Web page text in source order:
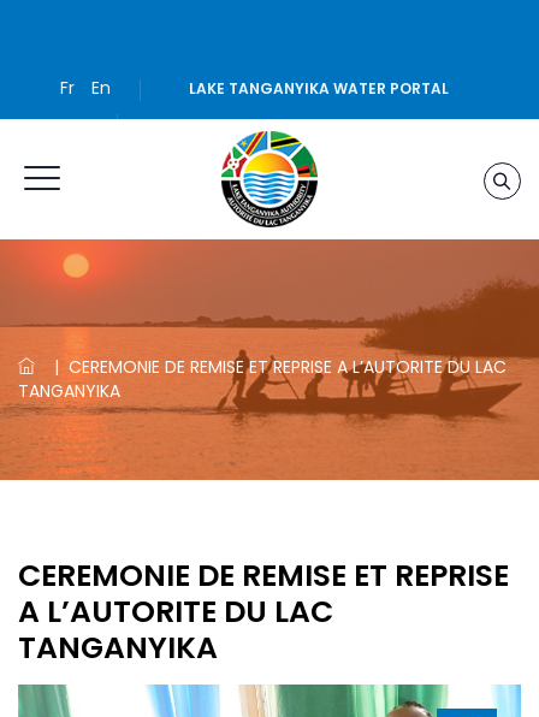
Fr En LAKE TANGANYIKA WATER PORTAL
| CEREMONIE DE REMISE ET REPRISE A L’AUTORITE DU LAC
TANGANYIKA
CEREMONIE DE REMISE ET REPRISE
A L’AUTORITE DU LAC
TANGANYIKA